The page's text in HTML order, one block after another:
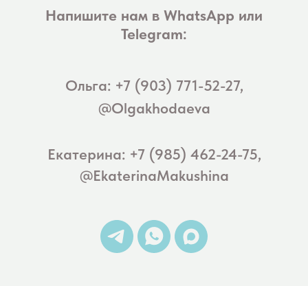
Напишите нам в WhatsApp или
Telegram:
Ольга: +7 (903) 771-52-27,
@Olgakhodaeva
Екатерина: +7 (985) 462-24-75,
@EkaterinaMakushina